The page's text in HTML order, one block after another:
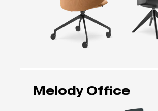
Melody Office